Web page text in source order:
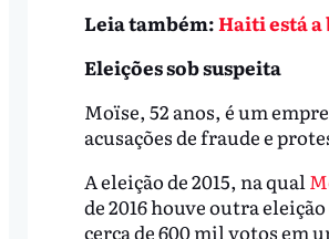
Leia também:Haiti está a
Eleições sob suspeita
Moïse, 52 anos, é um
acusações de fraude e
A eleição de 2015, na qual
de 2016 houve outra
cerca de 600 mil votos em